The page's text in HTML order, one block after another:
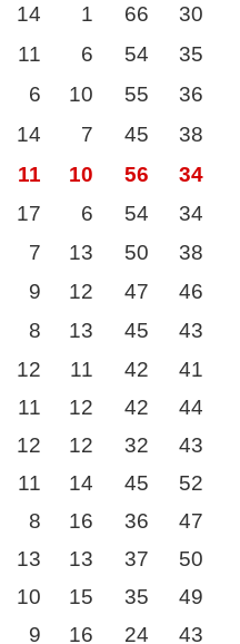
14 1 66 30
11 6 54 35
6 10 55 36
14 7 45 38
11 10 56 34
17 6 54 34
7 13 50 38
9 12 47 46
8 13 45 43
12 11 42 41
11 12 42 44
12 12 32 43
11 14 45 52
8 16 36 47
13 13 37 50
10 15 35 49
9 16 24 43